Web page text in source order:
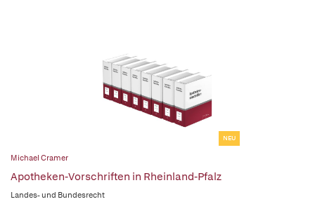
NEU
Michael Cramer
Apotheken-Vorschriften in Rheinland-Pfalz
Landes- und Bundesrecht